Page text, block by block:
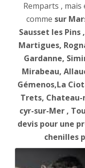
Remparts ,
comme sur
Sausset les
Martigues,
Gardanne,
Mirabeau,
Gémenos,La
Trets,
cyr-sur-Mer ,
devis pour une
chenilles